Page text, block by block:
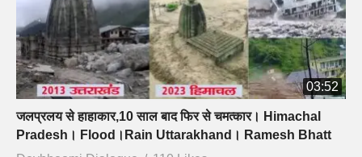
03:52
जलप्रलय से हाहाकार,10 साल बाद फिर से चमत्कार। Himachal
Pradesh। Flood।Rain Uttarakhand। Ramesh Bhatt